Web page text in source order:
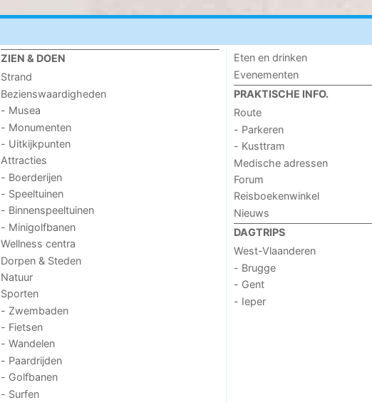
ZIEN & DOEN
Strand
Bezienswaardigheden
- Musea
- Monumenten
- Uitkijkpunten
Attracties
- Boerderijen
- Speeltuinen
- Binnenspeeltuinen
- Minigolfbanen
Wellness centra
Dorpen & Steden
Natuur
Sporten
- Zwembaden
- Fietsen
- Wandelen
- Paardrijden
- Golfbanen
- Surfen
Eten en drinken
Evenementen
PRAKTISCHE INFO.
Route
- Parkeren
- Kusttram
Medische adressen
Forum
Reisboekenwinkel
Nieuws
DAGTRIPS
West-Vlaanderen
- Brugge
- Gent
- Ieper